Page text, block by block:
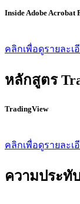
Inside Adobe Acrobat
คลิกเพื่อดูรายละเ
หลักสูตร
TradingView
คลิกเพื่อดูรายละเ
ความประทั